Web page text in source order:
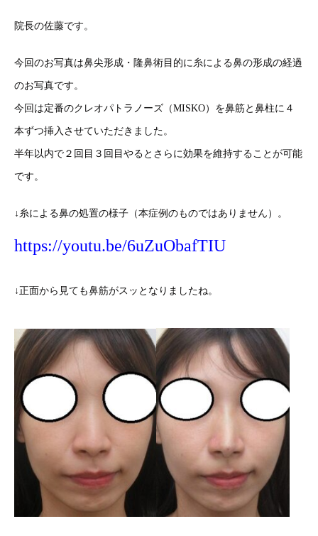
院長の佐藤です。
今回のお写真は鼻尖形成・隆鼻術目的に糸による鼻の形成の経過
のお写真です。
今回は定番のクレオパトラノーズ（MISKO）を鼻筋と鼻柱に４
本ずつ挿入させていただきました。
半年以内で２回目３回目やるとさらに効果を維持することが可能
です。
↓糸による鼻の処置の様子（本症例のものではありません）。
https://youtu.be/6uZuObafTIU
↓正面から見ても鼻筋がスッとなりましたね。